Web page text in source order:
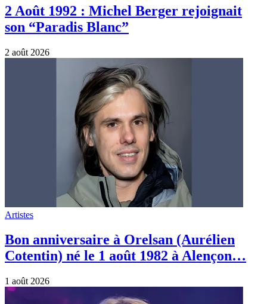
2 Août 1992 : Michel Berger rejoignait
son “Paradis Blanc”
2 août 2026
Artistes
Bon anniversaire à Orelsan (Aurélien
Cotentin) né le 1 août 1982 à Alençon…
1 août 2026